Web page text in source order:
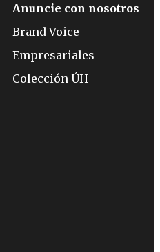
Anuncie con nosotros
Brand Voice
Empresariales
Colección ÚH